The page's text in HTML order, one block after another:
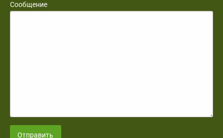
Сообщение
Отправить